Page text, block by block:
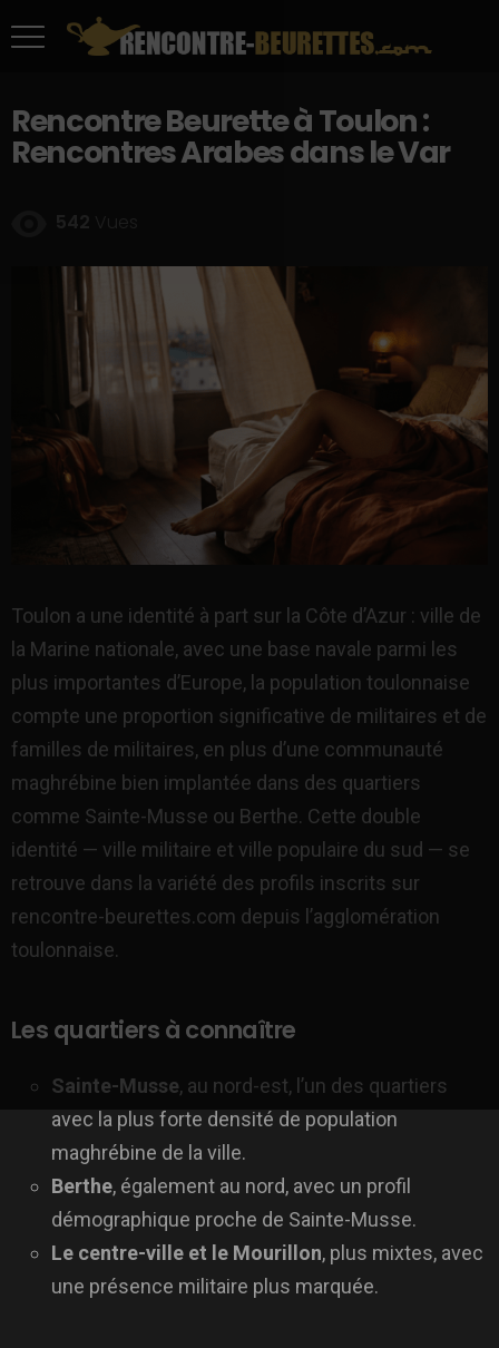
Rencontre Beurette à Toulon :
Rencontres Arabes dans le Var
Toulon a une identité à part sur la Côte d’Azur : ville de
la Marine nationale, avec une base navale parmi les
plus importantes d’Europe, la population toulonnaise
compte une proportion significative de militaires et de
familles de militaires, en plus d’une communauté
maghrébine bien implantée dans des quartiers
comme Sainte-Musse ou Berthe. Cette double
identité — ville militaire et ville populaire du sud — se
retrouve dans la variété des profils inscrits sur
rencontre-beurettes.com depuis l’agglomération
toulonnaise.
Les quartiers à connaître
Sainte-Musse, au nord-est, l’un des quartiers
avec la plus forte densité de population
maghrébine de la ville.
Berthe, également au nord, avec un profil
démographique proche de Sainte-Musse.
Le centre-ville et le Mourillon, plus mixtes, avec
une présence militaire plus marquée.